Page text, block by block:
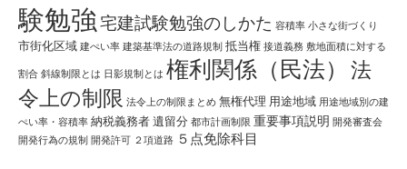
験勉強宅建試験勉強のしかた 容積率 小さな街づくり
市街化区域 建ぺい率 建築基準法の道路規制 抵当権 接道義務 敷地面積に対する
割合 斜線制限とは 日影規制とは 権利関係（民法）
法
令上の制限 法令上の制限まとめ 無権代理 用途地域 用途地域別の建
ぺい率・容積率 納税義務者 遺留分 都市計画制限 重要事項説明 開発審査会
開発行為の規制 開発許可 ２項道路 ５点免除科目